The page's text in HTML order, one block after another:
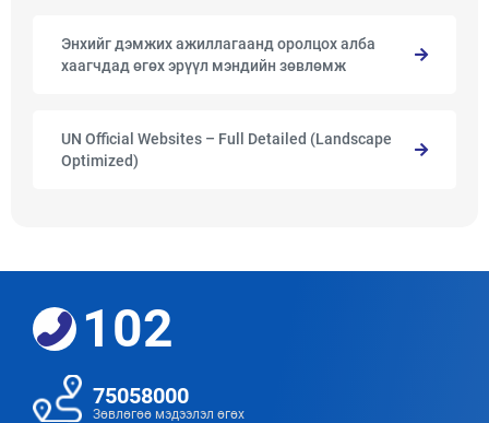
Энхийг дэмжих ажиллагаанд оролцох алба
хаагчдад өгөх эрүүл мэндийн зөвлөмж
UN Official Websites – Full Detailed (Landscape
Optimized)
102
75058000
Зөвлөгөө мэдээлэл өгөх